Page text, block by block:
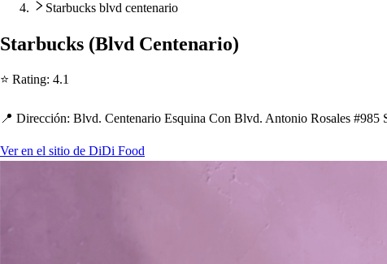
Starbucks blvd centenario
Starbucks (Blvd Centenario)
⭐ Rating: 4.1
📍 Dirección: Blvd. Centenario Esquina Con Blvd. Antonio Rosales #985
Ver en el sitio de DiDi Food